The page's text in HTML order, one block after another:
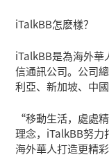
iTalkBB怎麽樣？
iTalkBB是為海外華
信通訊公司。公司
利亞、新加坡、中
“移動生活，處處
理念，iTalkBB努力
海外華人打造更精彩